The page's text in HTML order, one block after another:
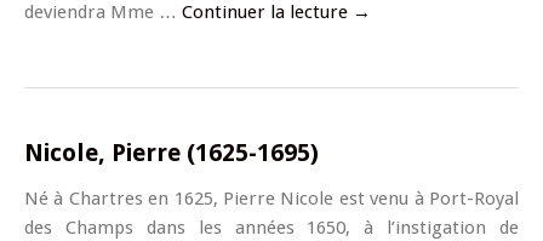
deviendra Mme … Continuer la lecture →
Nicole, Pierre (1625-1695)
Né à Chartres en 1625, Pierre Nicole est venu à Port-Royal
des Champs dans les années 1650, à l’instigation de